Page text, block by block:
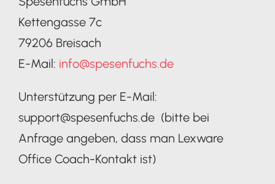
Kettengasse 7c
79206 Breisach
E-Mail: info@spesenfuchs.de
Unterstützung per E-Mail:
support@spesenfuchs.de (bitte bei
Anfrage angeben, dass man Lexware
Office Coach-Kontakt ist)